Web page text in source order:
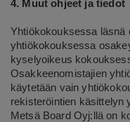
4. Muut ohjeet ja tiedot
Yhtiökokouksessa läsnä
yhtiökokouksessa
kyselyoikeus
Osakkeenomistajien
käytetään vain
rekisteröintien käsittelyn
Metsä Board Oyj:llä on